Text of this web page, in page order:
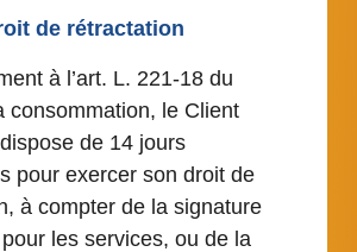
de rétractation
à l’art. L. 221-18 du
consommation, le Client
de 14 jours
pour exercer son droit de
à compter de la signature
les services, ou de la